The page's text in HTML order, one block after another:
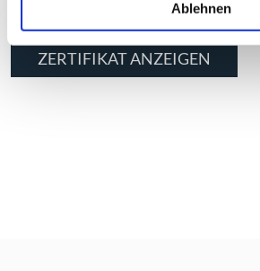
Ablehnen
ZERTIFIKAT ANZEIGEN